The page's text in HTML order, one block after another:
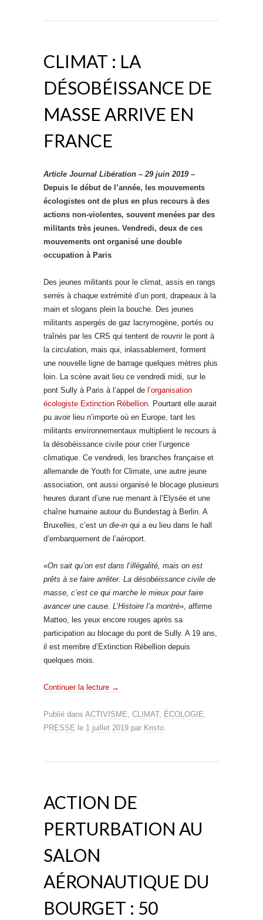
CLIMAT : LA
DÉSOBÉISSANCE DE
MASSE ARRIVE EN
FRANCE
Article Journal Libération – 29 juin 2019 –
Depuis le début de l’année, les mouvements
écologistes ont de plus en plus recours à des
actions non-violentes, souvent menées par des
militants très jeunes. Vendredi, deux de ces
mouvements ont organisé une double
occupation à Paris
Des jeunes militants pour le climat, assis en rangs
serrés à chaque extrémité d’un pont, drapeaux à la
main et slogans plein la bouche. Des jeunes
militants aspergés de gaz lacrymogène, portés ou
traînés par les CRS qui tentent de rouvrir le pont à
la circulation, mais qui, inlassablement, forment
une nouvelle ligne de barrage quelques mètres plus
loin. La scène avait lieu ce vendredi midi, sur le
pont Sully à Paris à l’appel de l’organisation
écologiste Extinction Rébellion. Pourtant elle aurait
pu avoir lieu n’importe où en Europe, tant les
militants environnementaux multiplient le recours à
la désobéissance civile pour crier l’urgence
climatique. Ce vendredi, les branches française et
allemande de Youth for Climate, une autre jeune
association, ont aussi organisé le blocage plusieurs
heures durant d’une rue menant à l’Elysée et une
chaîne humaine autour du Bundestag à Berlin. A
Bruxelles, c’est un die-in qui a eu lieu dans le hall
d’embarquement de l’aéroport.
«On sait qu’on est dans l’illégalité, mais on est
prêts à se faire arrêter. La désobéissance civile de
masse, c’est ce qui marche le mieux pour faire
avancer une cause. L’Histoire l’a montré», affirme
Matteo, les yeux encore rouges après sa
participation au blocage du pont de Sully. A 19 ans,
il est membre d’Extinction Rébellion depuis
quelques mois.
Continuer la lecture →
Publié dans ACTIVISME, CLIMAT, ÉCOLOGIE,
PRESSE le 1 juillet 2019 par Kristo.
ACTION DE
PERTURBATION AU
SALON
AÉRONAUTIQUE DU
BOURGET : 50